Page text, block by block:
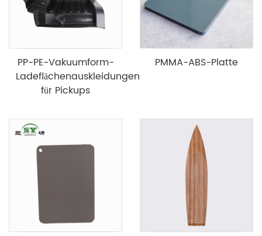
PP-PE-Vakuumform-
Ladeflächenauskleidungen
für Pickups
PMMA-ABS-Platte